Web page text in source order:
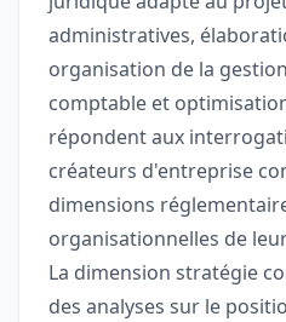
administratives,
organisation de la
comptable et
répondent aux
créateurs d'entreprise
dimensions
organisationnelles de
La dimension stratégie
des analyses sur le